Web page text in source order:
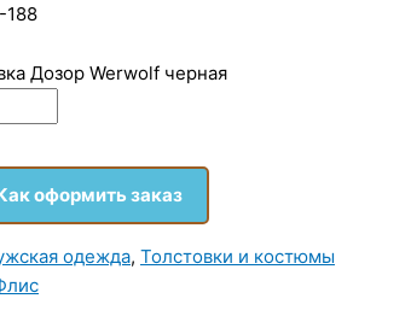
188
Дозор Werwolf черная
оформить заказ
одежда, Толстовки и костюмы